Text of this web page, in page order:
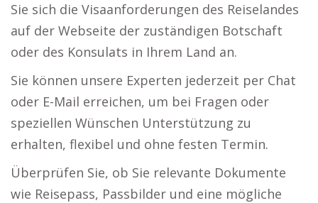
Sie sich die Visaanforderungen des Reiselandes
auf der Webseite der zuständigen Botschaft
oder des Konsulats in Ihrem Land an.
Sie können unsere Experten jederzeit per Chat
oder E-Mail erreichen, um bei Fragen oder
speziellen Wünschen Unterstützung zu
erhalten, flexibel und ohne festen Termin.
Überprüfen Sie, ob Sie relevante Dokumente
wie Reisepass, Passbilder und eine mögliche